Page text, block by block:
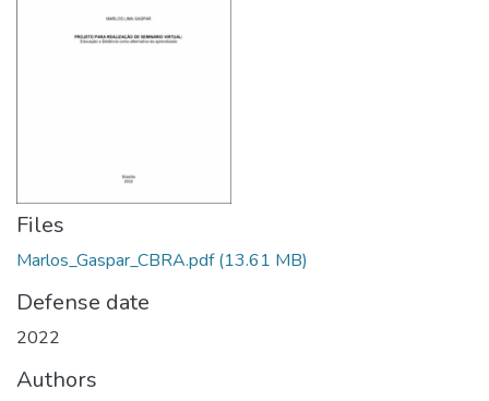
Files
Marlos_Gaspar_CBRA.pdf(13.61 MB)
Defense date
2022
Authors